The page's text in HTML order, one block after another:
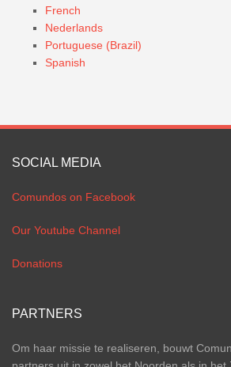
French
Nederlands
Portuguese (Brazil)
Spanish
SOCIAL MEDIA
Comundos on Facebook
Our Youtube Channel
Donations
PARTNERS
Om haar missie te realiseren, bouwt